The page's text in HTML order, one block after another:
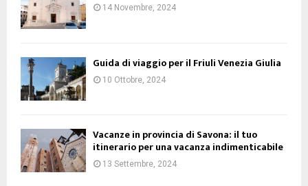
14 Novembre, 2024
Guida di viaggio per il Friuli Venezia Giulia
10 Ottobre, 2024
Vacanze in provincia di Savona: il tuo
itinerario per una vacanza indimenticabile
13 Settembre, 2024